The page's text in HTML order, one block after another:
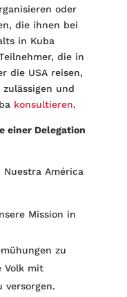
oder
die ihnen bei
in Kuba
die in
die USA reisen,
und
konsultieren.
einer Delegation
América
Mission in
zu
Volk mit
versorgen.